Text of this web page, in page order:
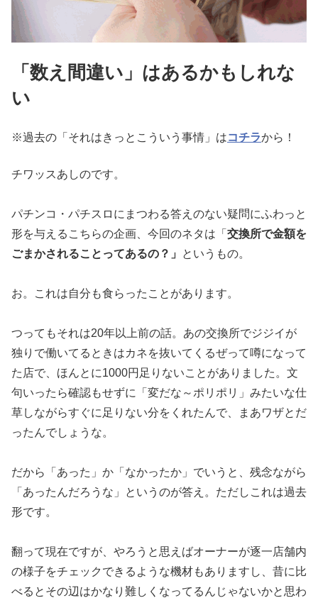
「数え間違い」はあるかもしれな
い
※過去の「それはきっとこういう事情」はコチラから！
チワッスあしのです。
パチンコ・パチスロにまつわる答えのない疑問にふわっと
形を与え るこちらの企画、今回のネタは「 交換所で金額を
ごまかされること ってあるの？」 というもの。
お。これは自分も食らったことがあります。
つってもそれは20年以上前の話。あの交換所でジジイが
独りで働いてるときはカネを抜いてくるぜって噂になって
た店で、ほんとに1000円足りないことがありました。文
句いったら確認もせずに
「変だな～ポリポリ」みたいな仕
草しながらすぐに足りない分をく れたんで、まあワザとだ
ったんでしょうな。
だから「あった」か「なかったか」でいうと、残念ながら
「あった んだろうな」というのが答え。ただしこれは過去
形です。
翻って現在ですが、やろうと思えばオーナーが逐一店舗内
の様子をチェックできるような機材もありますし、昔に比
べるとその辺はかなり難しくなってるんじゃないかと思わ